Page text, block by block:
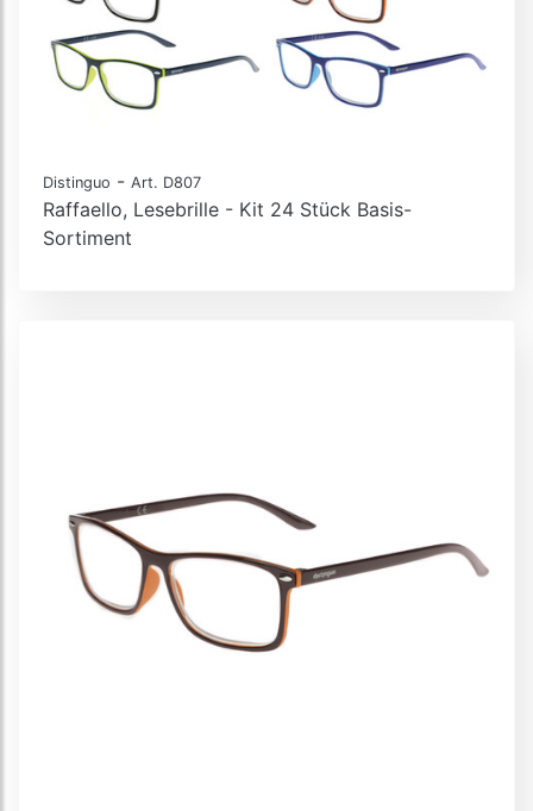
Distinguo - Art. D807
Raffaello, Lesebrille - Kit 24 Stück Basis-
Sortiment